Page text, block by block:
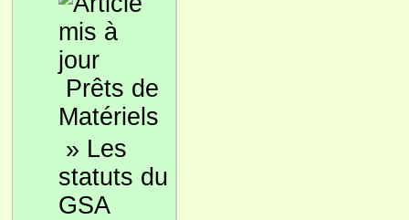
Prêts de
Matériels
» Les
statuts du
GSA